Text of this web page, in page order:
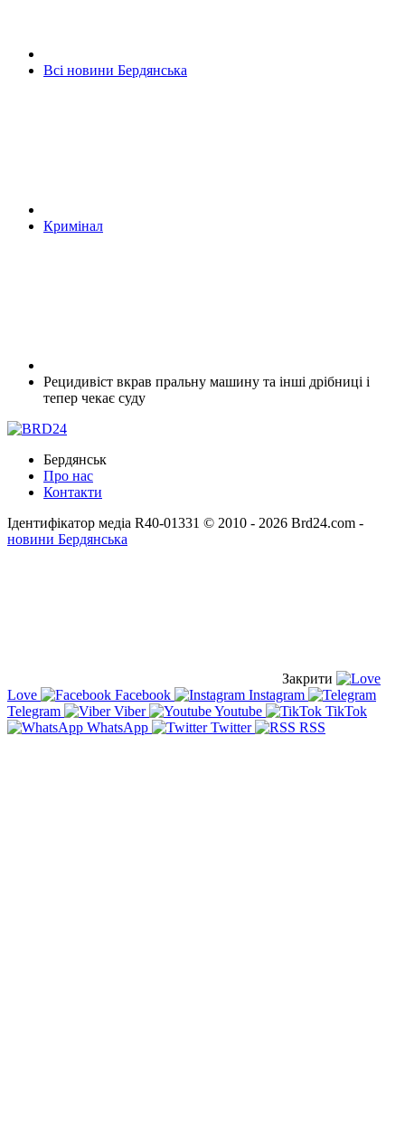
Всі новини Бердянська
Кримінал
Рецидивіст вкрав пральну машину та інші дрібниці і
тепер чекає суду
Бердянськ
Про нас
Контакти
Ідентифікатор медіа R40-01331 © 2010 - 2026 Brd24.com -
новини Бердянська
Закрити
Love
Facebook
Instagram
Telegram
Viber Youtube
TikTok
WhatsApp
Twitter RSS